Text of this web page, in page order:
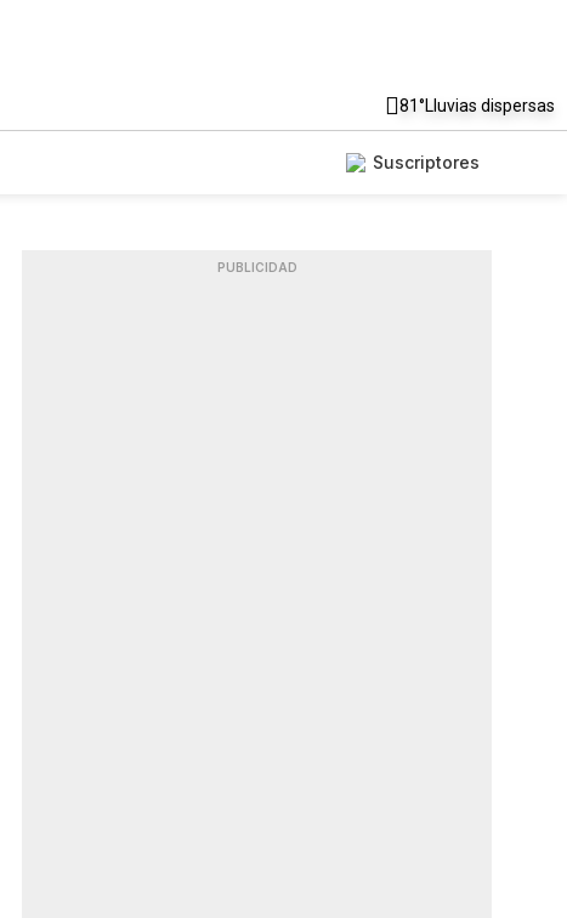
81°Lluvias dispersas
Suscriptores
PUBLICIDAD